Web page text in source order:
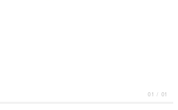
01 / 01